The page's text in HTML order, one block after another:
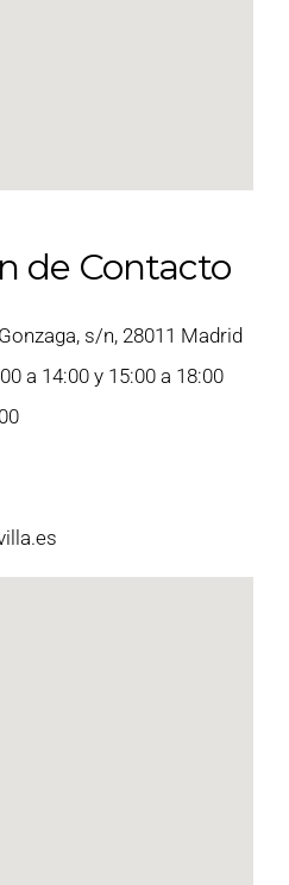
de Contacto
s/n, 28011 Madrid
a 14:00 y 15:00 a 18:00